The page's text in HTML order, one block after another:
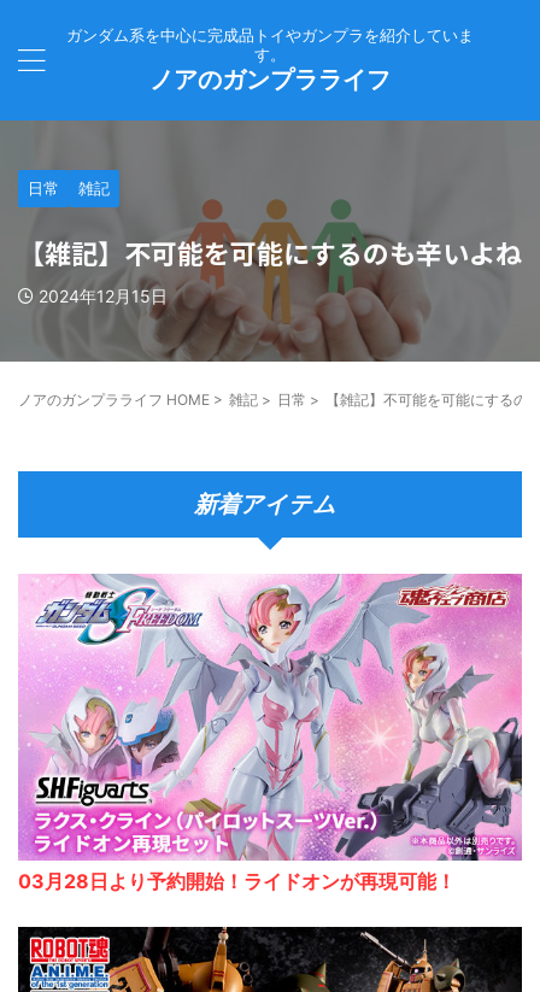
ガンダム系を中心に完成品トイやガンプラを紹介していま
す。
ノアのガンプラライフ
日常 雑記
【雑記】不可能を可能にするのも辛いよね
2024年12月15日
ノアのガンプラライフ HOME > 雑記 > 日常 > 【雑記】不可能を可能にするの
新着アイテム
03月28日より予約開始！ライドオンが再現可能！